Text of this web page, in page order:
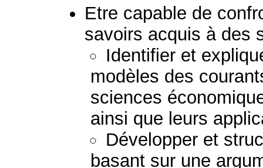
Etre capable de
savoirs acquis à des
Identifier et
modèles des
sciences
ainsi que leurs
Développer et
basant sur une